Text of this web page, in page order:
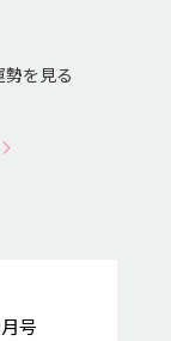
を見る
月号